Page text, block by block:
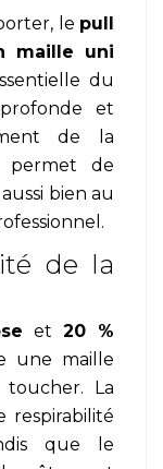
le pull
maille uni
du
et
de la
de
bien au
de la
et 20 %
une maille
La
respirabilité
que le